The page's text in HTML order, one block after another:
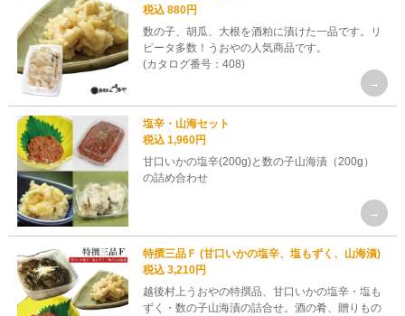
税込 880円
数の子、胡瓜、大根を酒粕に漬けた一品です。リ
ピータ多数！うおやの人気商品です。
(カタログ番号：408)
塩辛・山海セット
税込 1,960円
甘口いかの塩辛(200g)と数の子山海漬（200g）
の詰め合わせ
特撰三品Ｆ (甘口いかの塩辛、塩もずく、山海漬)
税込 3,210円
越後村上うおやの特撰品、甘口いかの塩辛・塩も
ずく・数の子山海漬の詰合せ。酒の肴、贈りもの